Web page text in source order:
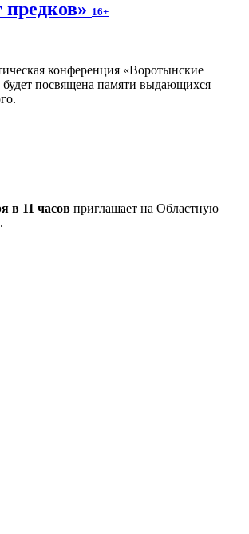
16+
конференция «Воротынские
посвящена памяти выдающихся
в 11 часов приглашает на Областную